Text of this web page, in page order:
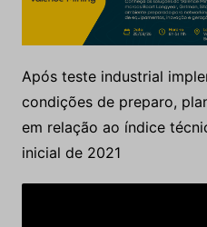
Após teste industrial
condições de preparo,
em relação ao índice
inicial de 2021